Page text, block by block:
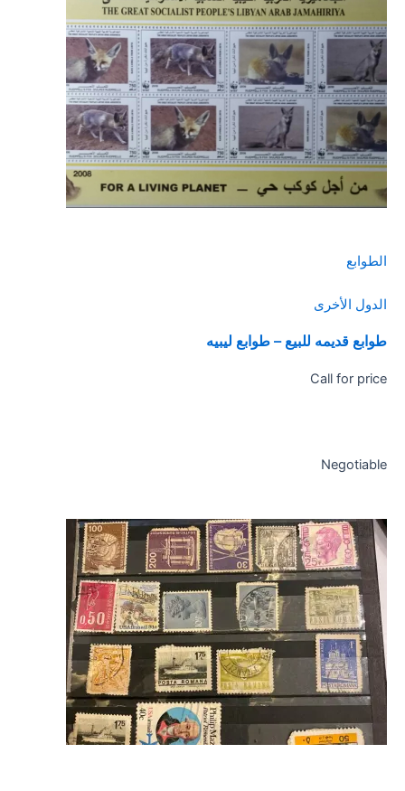
الطوابع
الدول الأخرى
طوابع قديمه للبيع – طوابع ليبيه
Call for price
Negotiable